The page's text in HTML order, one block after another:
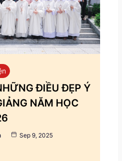
ĐIỀU ĐẸP Ý
NĂM HỌC
Sep 9, 2025